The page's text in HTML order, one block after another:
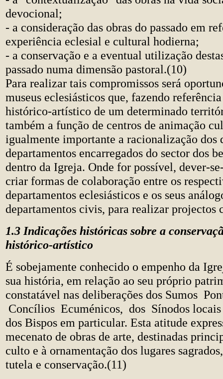
devocional;
- a consideração das obras do passado em
experiência eclesial e cultural hodierna;
- a conservação e a eventual utilização
passado numa dimensão pastoral.(10)
Para realizar tais compromissos será
museus eclesiásticos que, fazendo
histórico-artístico de um determinado
também a função de centros de animação
igualmente importante a racionalização dos
departamentos encarregados do sector dos
dentro da Igreja. Onde for possível, dever-
criar formas de colaboração entre os
departamentos eclesiásticos e os seus
departamentos civis, para realizar projectos
1.3 Indicações históricas sobre a
histórico-artístico
É sobejamente conhecido o empenho da
sua história, em relação ao seu próprio
constatável nas deliberações dos Sumos
Concílios Ecuménicos, dos Sínodos locais
dos Bispos em particular. Esta atitude
mecenato de obras de arte, destinadas
culto e à ornamentação dos lugares
tutela e conservação.(11)